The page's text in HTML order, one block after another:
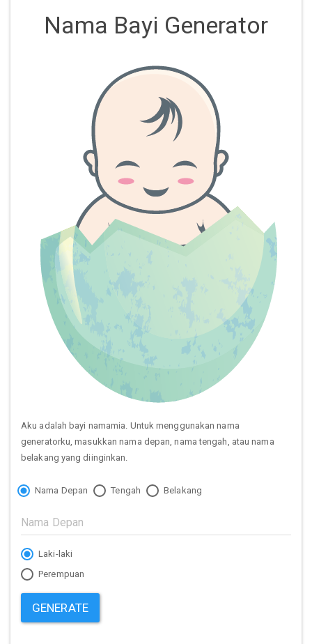
Nama Bayi Generator
Aku adalah bayi namamia. Untuk menggunakan nama
generatorku, masukkan nama depan, nama tengah, atau nama
belakang yang diinginkan.
Nama Depan Tengah Belakang
Laki-laki
Perempuan
GENERATE